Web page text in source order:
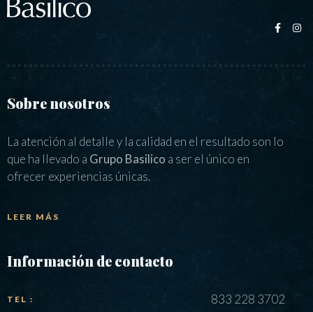
Sobre nosotros
La atención al detalle y la calidad en el resultado son lo
que ha llevado a Grupo Basilico a ser el único en
ofrecer experiencias únicas.
LEER MÁS
Información de contacto
TEL : 833 228 3702